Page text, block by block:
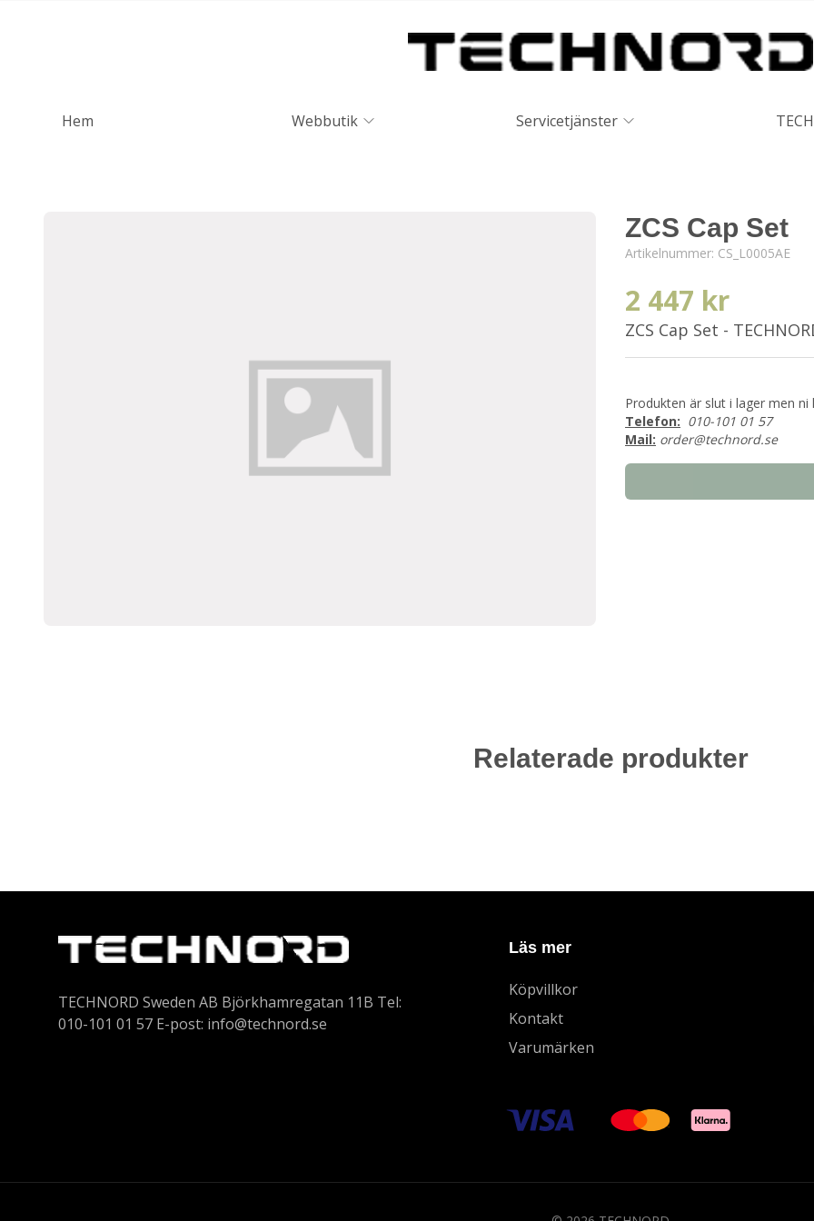
Hem Webbutik Servicetjänster
ZCS Cap Set
Artikelnummer: CS_L0005AE
2 447 kr
ZCS Cap Set -
Produkten är slut i lager men
Telefon: 010-101 01 57
Mail: order@technord.se
Relaterade produkter
TECHNORD Sweden AB Björkhamregatan 11B Tel:
010-101 01 57 E-post: info@technord.se
Läs mer
Köpvillkor
Kontakt
Varumärken